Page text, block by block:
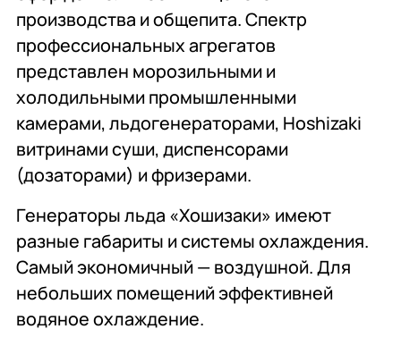
производства и общепита. Спектр
профессиональных агрегатов
представлен морозильными и
холодильными промышленными
камерами, льдогенераторами, Hoshizaki
витринами суши, диспенсорами
(дозаторами) и фризерами.
Генераторы льда «Хошизаки» имеют
разные габариты и системы охлаждения.
Самый экономичный — воздушной. Для
небольших помещений эффективней
водяное охлаждение.